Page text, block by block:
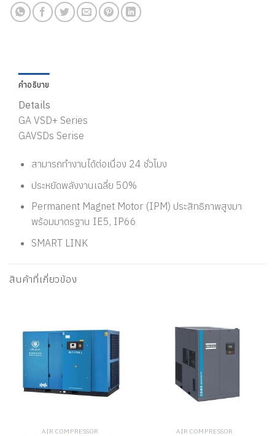
คำอธิบาย
Details
GA VSD+ Series
GAVSDs Serise
สามารถทำงานได้ต่อเนื่อง 24 ชั่วโมง
ประหยัดพลังงานเฉลี่ย 50%
Permanent Magnet Motor (IPM) ประสิทธิภาพสูงมา
พร้อมมาตรฐาน IE5, IP66
SMART LINK
สินค้าที่เกี่ยวข้อง
AIR COMPRESSOR AIR COMPRESSOR